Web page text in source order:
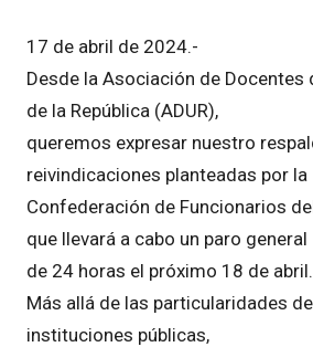
17 de abril de 2024.-
Desde la Asociación de Docentes
de la República (ADUR),
queremos expresar nuestro
reivindicaciones planteadas por la
Confederación de Funcionarios
que llevará a cabo un paro general
de 24 horas el próximo 18 de abril.
Más allá de las particularidades
instituciones públicas,